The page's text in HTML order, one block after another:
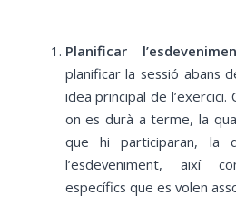
Planificar
planificar la sessió abans
idea principal de
on es durà a terme, la
que hi participaran, la
l’esdeveniment, així
específics que es volen